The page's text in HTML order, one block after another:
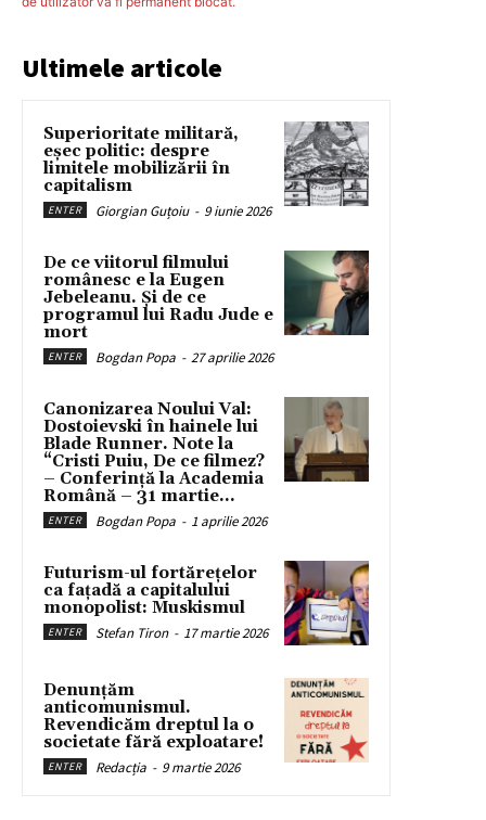
Ultimele articole
Superioritate militară,
eșec politic: despre
limitele mobilizării în
capitalism
ENTER Giorgian Guțoiu - 9 iunie 2026
De ce viitorul filmului
românesc e la Eugen
Jebeleanu. Și de ce
programul lui Radu Jude e
mort
ENTER Bogdan Popa - 27 aprilie 2026
Canonizarea Noului Val:
Dostoievski în hainele lui
Blade Runner. Note la
“Cristi Puiu, De ce filmez?
– Conferință la Academia
Română – 31 martie...
ENTER Bogdan Popa - 1 aprilie 2026
Futurism-ul fortărețelor
ca fațadă a capitalului
monopolist: Muskismul
ENTER Stefan Tiron - 17 martie 2026
Denunțăm
anticomunismul.
Revendicăm dreptul la o
societate fără exploatare!
ENTER Redacția - 9 martie 2026